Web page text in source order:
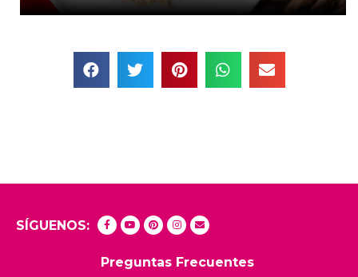
SÍGUENOS:
Preguntas Frecuentes